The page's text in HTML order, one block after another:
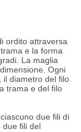
ordito attraversa
e la forma
La maglia
Ogni
il diametro del filo
trama e del filo
due fili di
due fili del